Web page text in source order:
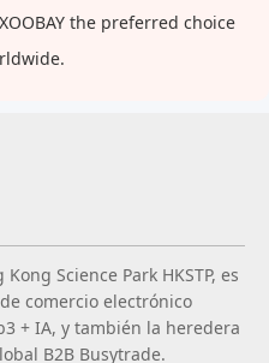
the preferred choice
Science Park HKSTP, es
comercio electrónico
+ IA, y también la heredera
B2B Busytrade.